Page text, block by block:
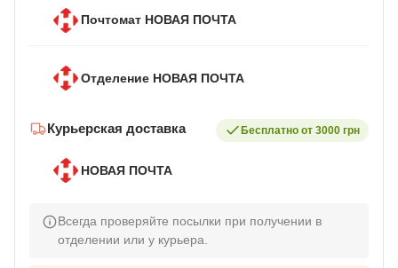
Почтомат НОВАЯ ПОЧТА
Отделение НОВАЯ ПОЧТА
Курьерская доставка Бесплатно от 3000 грн
НОВАЯ ПОЧТА
Всегда проверяйте посылки при получении в
отделении или у курьера.